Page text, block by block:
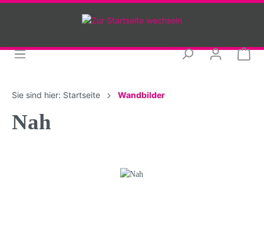
Sie sind hier: Startseite Wandbilder
Nah